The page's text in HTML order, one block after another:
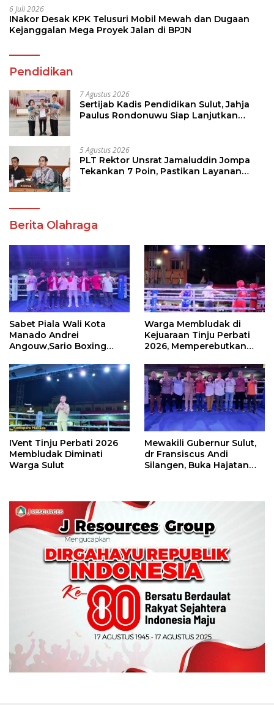
6 Juli 2026
INakor Desak KPK Telusuri Mobil Mewah dan Dugaan
Kejanggalan Mega Proyek Jalan di BPJN
Pendidikan
7 Agustus 2026
Sertijab Kadis Pendidikan Sulut, Jahja
Paulus Rondonuwu Siap Lanjutkan
5 Agustus 2026
PLT Rektor Unsrat Jamaluddin Jompa
Tekankan 7 Poin, Pastikan Layanan
Berita Olahraga
Sabet Piala Wali Kota
Manado Andrei
Angouw,Sario Boxing
Perbati 2026
Warga Membludak di
Kejuaraan Tinju Perbati
2026, Memperebutkan
IVent Tinju Perbati 2026
Membludak Diminati
Warga Sulut
Mewakili Gubernur Sulut,
dr Fransiscus Andi
Silangen, Buka Hajatan